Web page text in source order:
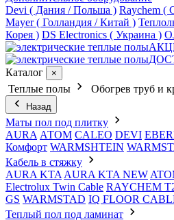
Devi ( Дания / Польша ) Raychem (
Mayer ( Голландия / Китай )
Корея ) DS Electronics ( Украина )
Каталог
×
Теплые полы Обогрев труб и
Назад
Маты пол под плитку
AURA АТОМ CALEO DEVI
Комфорт WARMSHTEIN
Кабель в стяжку
AURA KTA AURA KTA NEW
Electrolux Twin Cable RAYCHEM
GS WARMSTAD IQ FLOOR
Теплый пол под ламинат